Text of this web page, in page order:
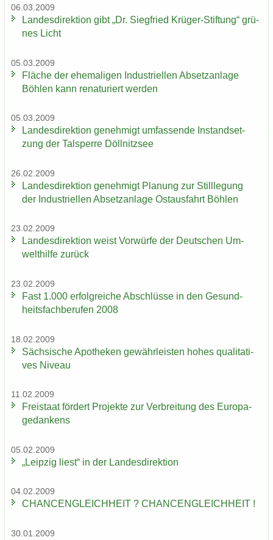
06.03.2009
Lan­des­di­rek­ti­on gibt „Dr. Sieg­fried Krüger-​Stiftung“ grü­
nes Licht
05.03.2009
Flä­che der ehe­ma­li­gen In­dus­tri­el­len Ab­setz­an­la­ge
Böh­len kann re­na­tu­riert wer­den
05.03.2009
Lan­des­di­rek­ti­on ge­neh­migt um­fas­sen­de In­stand­set­
zung der Tal­sper­re Döll­nitz­see
26.02.2009
Lan­des­di­rek­ti­on ge­neh­migt Pla­nung zur Still­le­gung
der In­dus­tri­el­len Ab­setz­an­la­ge Ost­aus­fahrt Böh­len
23.02.2009
Lan­des­di­rek­ti­on weist Vor­wür­fe der Deut­schen Um­
welt­hil­fe zu­rück
23.02.2009
Fast 1.000 er­folg­rei­che Ab­schlüs­se in den Ge­sund­
heits­fach­be­ru­fen 2008
18.02.2009
Säch­si­sche Apo­the­ken ge­währ­leis­ten hohes qua­li­ta­ti­
ves Ni­veau
11.02.2009
Frei­staat för­dert Pro­jek­te zur Ver­brei­tung des Eu­ro­pa­
ge­dan­kens
05.02.2009
„Leip­zig liest“ in der Lan­des­di­rek­ti­on
04.02.2009
CHAN­CEN­GLEICH­HEIT ? CHAN­CEN­GLEICH­HEIT !
30.01.2009